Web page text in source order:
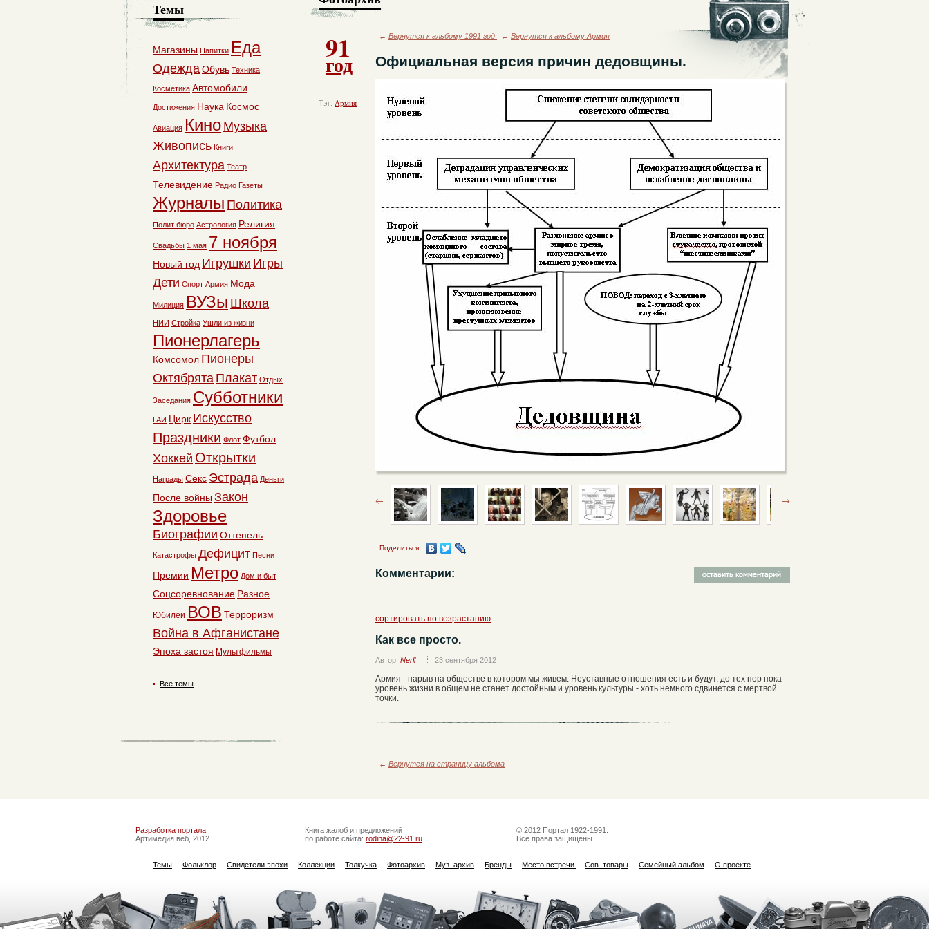
91
год
Тэг: Армия
← Вернутся к альбому 1991 год ← Вернутся к альбому Армия
Официальная версия причин дедовщины.
Поделиться
Комментарии:
сортировать по возрастанию
Как все просто.
Автор: Nerll 23 сентября 2012
Армия - нарыв на обществе в котором мы живем. Неуставные отношения есть и будут, до тех пор пока
уровень жизни в общем не станет достойным и уровень культуры - хоть немного сдвинется с мертвой
точки.
← Вернутся на страницу альбома
Темы
Магазины Напитки Еда
ОдеждаОбувь Техника
Косметика Автомобили
Достижения Наука Космос
Авиация Кино Музыка
Живопись Книги
Архитектура Театр
Телевидение Радио Газеты
Журналы Политика
Полит бюро Астрология Религия
Свадьбы 1 мая 7 ноября
Новый год Игрушки Игры
Дети Спорт Армия Мода
Милиция ВУЗы Школа
НИИ Стройка Ушли из жизни
Пионерлагерь
Комсомол Пионеры
Октябрята Плакат Отдых
Заседания Субботники
ГАИ Цирк Искусство
Праздники Флот Футбол
Хоккей Открытки
Награды Секс Эстрада Деньги
После войны Закон
Здоровье
Биографии Оттепель
Катастрофы Дефицит Песни
Премии Метро Дом и быт
Соцсоревнование Разное
Юбилеи ВОВ Терроризм
Война в Афганистане
Эпоха застоя Мультфильмы
Все темы
Разработка портала
Артимедия веб, 2012
Книга жалоб и предложений
по работе сайта: rodina@22-91.ru
© 2012 Портал 1922-1991.
Все права защищены.
Темы Фольклор Свидетели эпохи Коллекции Толкучка Фотоархив Муз. архив Бренды Место встречи Сов. товары Семейный альбом О проекте